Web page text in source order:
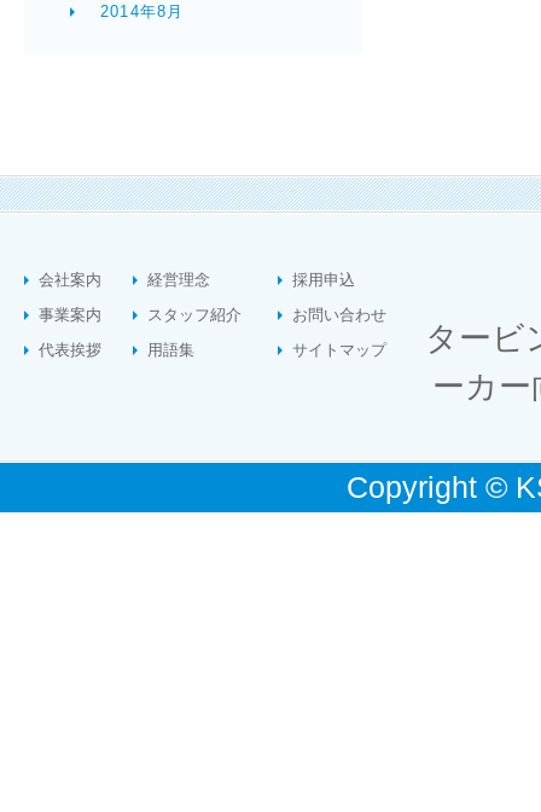
2014年8月
会社案内
事業案内
代表挨拶
経営理念
スタッフ紹介
用語集
採用申込
お問い合わせ
サイトマップ
タービ
ーカ
Copyright ©